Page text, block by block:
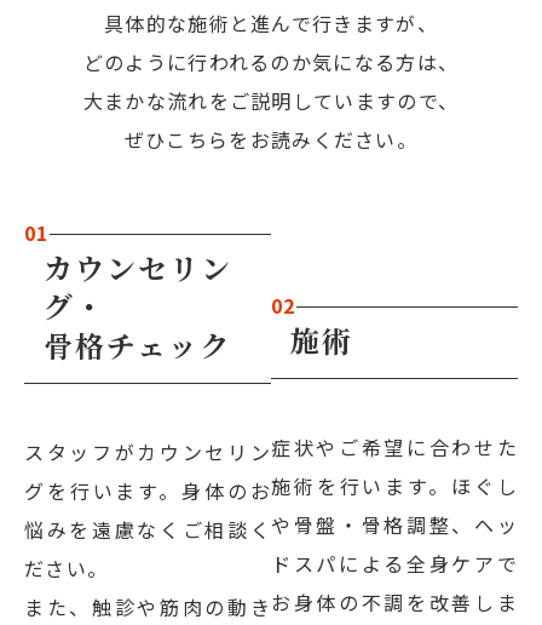
具体的な施術と進んで行きますが、
どのように行われるのか気になる方は、
大まかな流れをご説明していますので、
ぜひこちらをお読みください。
01
カウンセリン
グ・
骨格チェック
スタッフがカウンセリン
グを行います。身体のお
悩みを遠慮なくご相談く
ださい。
また、触診や筋肉の動き
02
施術
症状やご希望に合わせた
施術を行います。ほぐし
や骨盤・骨格調整、ヘッ
ドスパによる全身ケアで
お身体の不調を改善しま